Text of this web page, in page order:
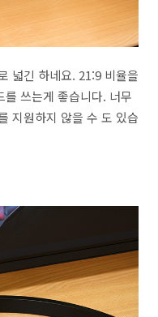
넓긴 하네요. 21:9 비율을
쓰는게 좋습니다. 너무
지원하지 않을 수 도 있습